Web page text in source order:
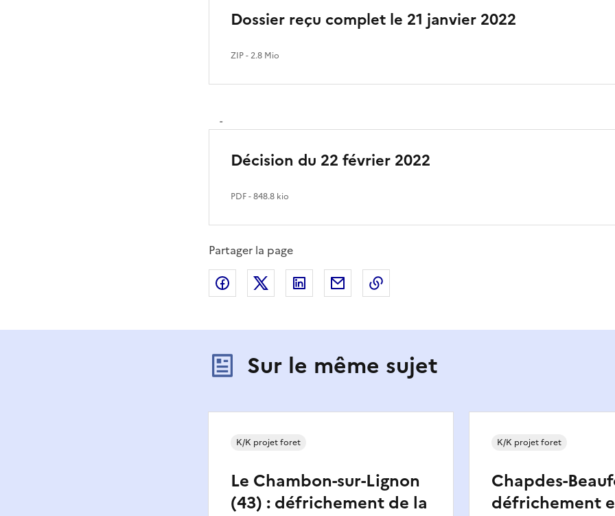
Dossier reçu complet le 21 janvier 2022
ZIP- 2.8 Mio
-
Décision du 22 février 2022
PDF- 848.8 kio
Partager la page
Partager sur Facebook
Partager sur XPartager sur LinkedIn
Partager par email
Sur le même sujet
Le Chambon-sur-Lignon
(43) : défrichement de la
K/K projet foret
Chapdes-
défrichement
K/K projet foret